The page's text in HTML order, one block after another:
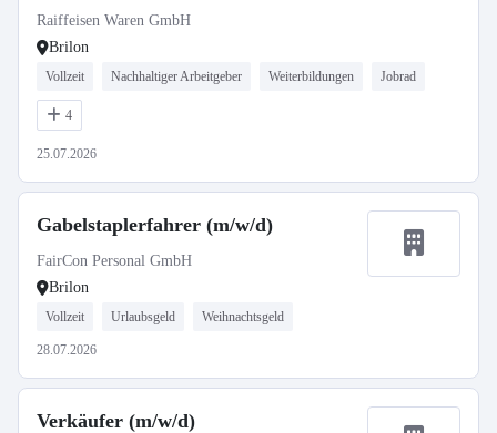
Raiffeisen Waren GmbH
Brilon
Vollzeit Nachhaltiger Arbeitgeber Weiterbildungen Jobrad
4
25.07.2026
Gabelstaplerfahrer (m/w/d)
FairCon Personal GmbH
Brilon
Vollzeit Urlaubsgeld Weihnachtsgeld
28.07.2026
Verkäufer (m/w/d)